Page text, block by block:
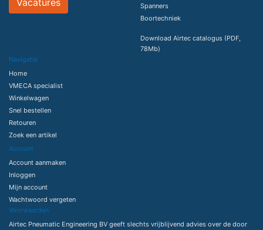
Spanners
Boortechniek
Download Airtec catalogus (PDF,
78Mb)
Navigatie
Home
VMECA specialist
Winkelwagen
Snel bestellen
Retouren
Zoek een artikel
Account
Account aanmaken
Inloggen
Mijn account
Wachtwoord vergeten
Voorwaarden
Airtec Pneumatic Engineering BV geeft slechts vrijblijvend advies over de door